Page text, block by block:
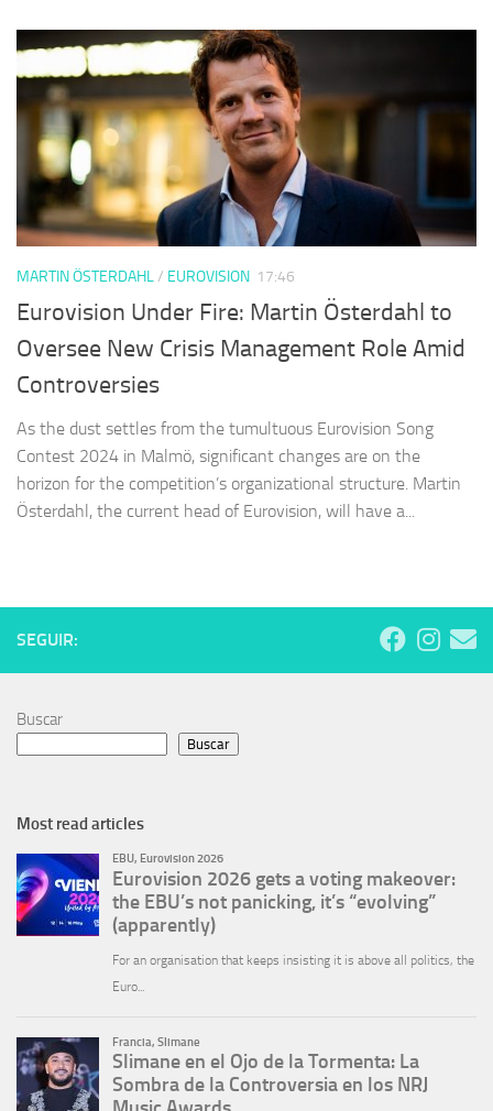
MARTIN ÖSTERDAHL/ EUROVISION 17:46
Eurovision Under Fire: Martin Österdahl to
Oversee New Crisis Management Role Amid
Controversies
As the dust settles from the tumultuous Eurovision Song
Contest 2024 in Malmö, significant changes are on the
horizon for the competition’s organizational structure. Martin
Österdahl, the current head of Eurovision, will have a...
SEGUIR:
Buscar
Buscar
Most read articles